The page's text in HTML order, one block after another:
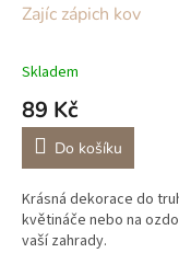
Zajíc zápich kov
Skladem
89 Kč
Do košíku
Krásná dekorace do
květináče nebo na
vaší zahrady.